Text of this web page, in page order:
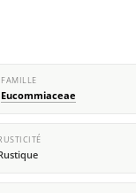
FAMILLE
Eucommiaceae